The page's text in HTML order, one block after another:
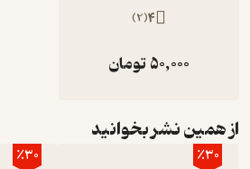
4
(
2
)
50,000تومان
از همین نشر بخوانید
٪30 ٪30